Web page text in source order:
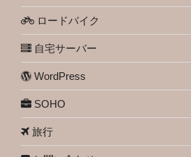
ロードバイク
自宅サーバー
WordPress
SOHO
旅行